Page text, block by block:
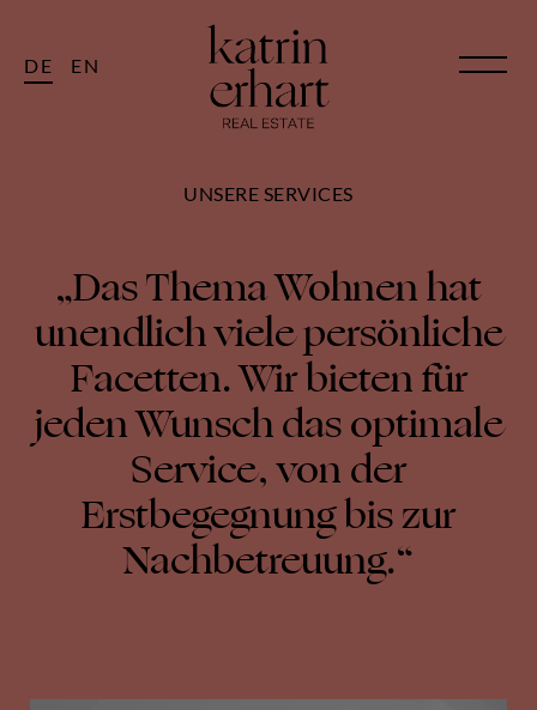
DE EN
UNSERE SERVICES
„Das Thema Wohnen hat
unendlich viele persönliche
Facetten. Wir bieten für
jeden Wunsch das optimale
Service, von der
Erstbegegnung bis zur
Nachbetreuung.“